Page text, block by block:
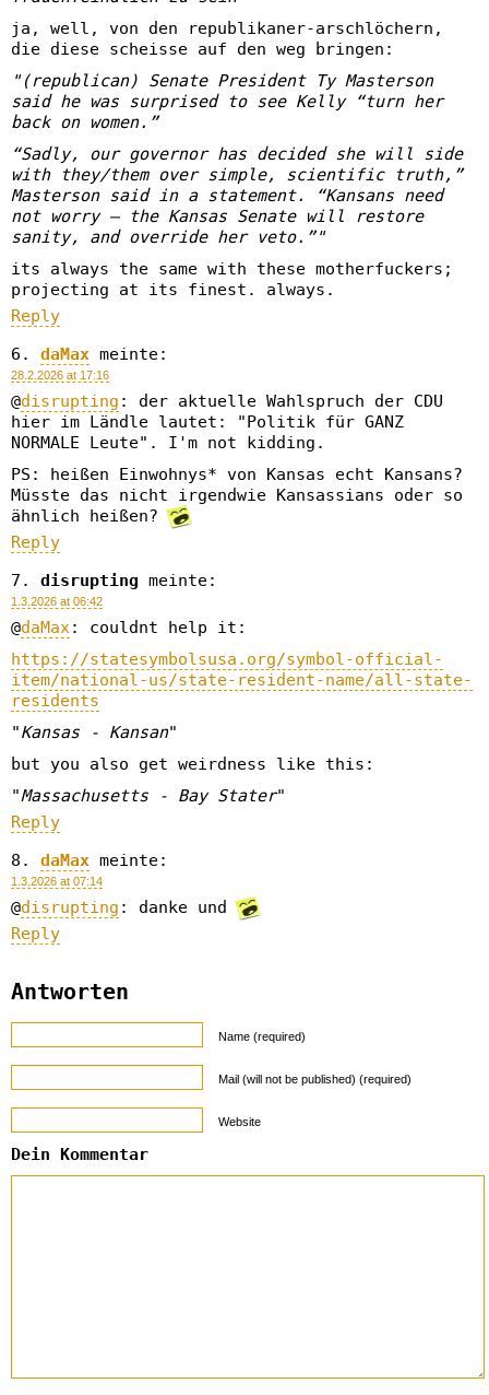
ja, well, von den republikaner-arschlöchern,
die diese scheisse auf den weg bringen:
"(republican) Senate President Ty Masterson
said he was surprised to see Kelly “turn her
back on women.”
“Sadly, our governor has decided she will side
with they/them over simple, scientific truth,”
Masterson said in a statement. “Kansans need
not worry — the Kansas Senate will restore
sanity, and override her veto.”"
its always the same with these motherfuckers;
projecting at its finest. always.
Reply
daMax meinte:
28.2.2026 at 17:16
@disrupting : der aktuelle Wahlspruch der CDU
hier im Ländle lautet: "Politik für GANZ
NORMALE Leute". I'm not kidding.
PS: heißen Einwohnys* von Kansas echt Kansans?
Müsste das nicht irgendwie Kansassians oder so
ähnlich heißen?
Reply
disrupting meinte:
1.3.2026 at 06:42
@daMax: couldnt help it:
https://statesymbolsusa.org/symbol-official-
item/national-us/state-resident-name/all-state-
residents
"Kansas - Kansan"
but you also get weirdness like this:
"Massachusetts - Bay Stater"
Reply
daMax meinte:
1.3.2026 at 07:14
@disrupting : danke und
Reply
Antworten
Name (required)
Mail (will not be published) (required)
Website
Dein Kommentar